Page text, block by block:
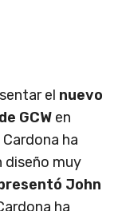
el nuevo
GCW en
ha
diseño muy
John
ha